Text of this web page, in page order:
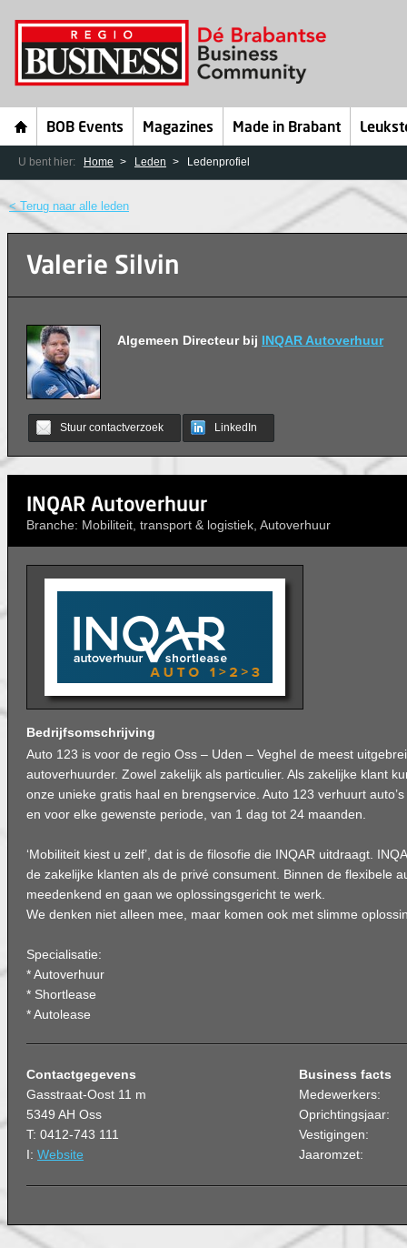
BOB Events Magazines Made in Brabant
U bent hier: Home Leden Ledenprofiel
< Terug naar alle leden
Valerie Silvin
Algemeen Directeur bij INQAR Autoverhuur
Stuur contactverzoek LinkedIn
INQAR Autoverhuur
Branche: Mobiliteit, transport & logistiek, Autoverhuur
Bedrijfsomschrijving
Auto 123 is voor de regio Oss – Uden – Veghel de meest
autoverhuurder. Zowel zakelijk als particulier. Als zakelijke klant
onze unieke gratis haal en brengservice. Auto 123 verhuurt
en voor elke gewenste periode, van 1 dag tot 24 maanden.
‘Mobiliteit kiest u zelf’, dat is de filosofie die INQAR uitdraagt.
de zakelijke klanten als de privé consument. Binnen de flexibele
meedenkend en gaan we oplossingsgericht te werk.
We denken niet alleen mee, maar komen ook met slimme
Specialisatie:
* Autoverhuur
* Shortlease
* Autolease
Contactgegevens
Gasstraat-Oost 11 m
5349 AH Oss
T: 0412-743 111
I: Website
Business facts
Medewerkers:
Oprichtingsjaar:
Vestigingen:
Jaaromzet: